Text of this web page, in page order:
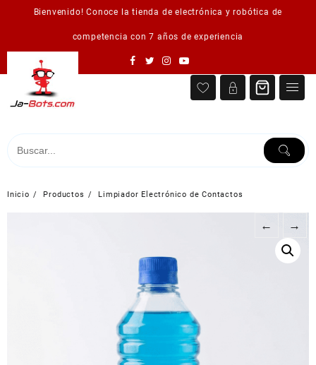
Bienvenido! Conoce la tienda de electrónica y robótica de
competencia con 7 años de experiencia
Inicio Productos Limpiador Electrónico de Contactos
← →